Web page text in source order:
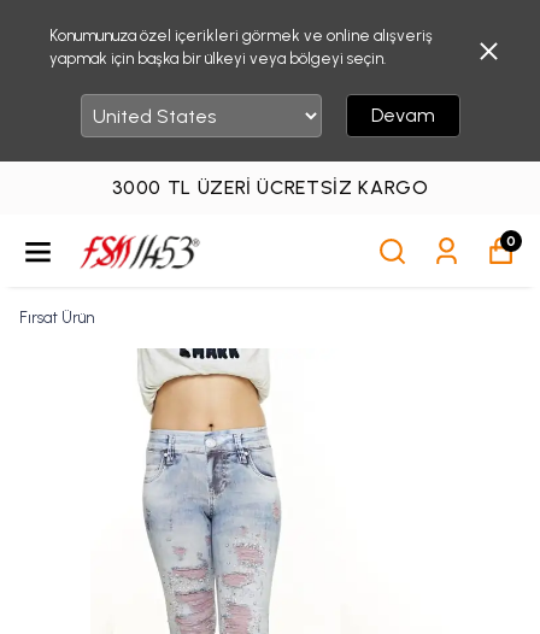
Konumunuza özel içerikleri görmek ve online alışveriş
yapmak için başka bir ülkeyi veya bölgeyi seçin.
Devam
3000 TL ÜZERI ÜCRETSIZ KARGO
0
Fırsat Ürün